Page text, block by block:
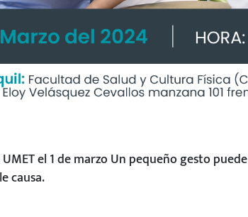
el 1 de marzo Un pequeño gesto
causa.